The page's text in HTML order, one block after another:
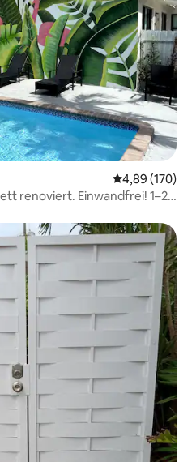
4,89 (170)
renoviert. Einwandfrei! 1–2